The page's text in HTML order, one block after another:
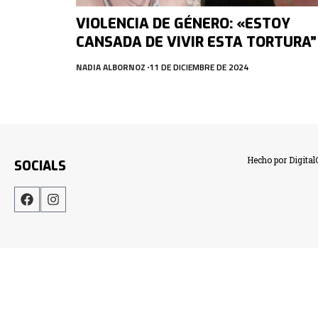
VIOLENCIA DE GÉNERO: «ESTOY
CANSADA DE VIVIR ESTA TORTURA”
NADIA ALBORNOZ 11 DE DICIEMBRE DE 2024
SOCIALS Hecho por